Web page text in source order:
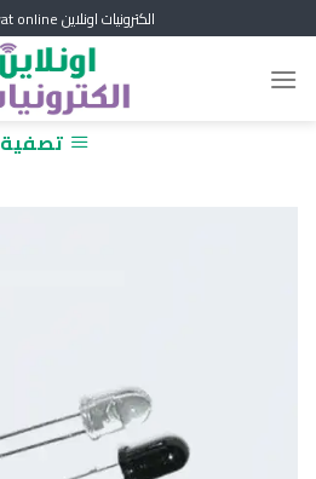
to
content
الكترونيات اونلاين Electroniyat online
تصفية